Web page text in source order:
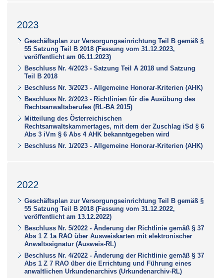
2023
Geschäftsplan zur Versorgungseinrichtung Teil B gemäß §
55 Satzung Teil B 2018 (Fassung vom 31.12.2023,
veröffentlicht am 06.11.2023)
Beschluss Nr. 4/2023 - Satzung Teil A 2018 und Satzung
Teil B 2018
Beschluss Nr. 3/2023 - Allgemeine Honorar-Kriterien (AHK)
Beschluss Nr. 2/2023 - Richtlinien für die Ausübung des
Rechtsanwaltsberufes (RL-BA 2015)
Mitteilung des Österreichischen
Rechtsanwaltskammertages, mit dem der Zuschlag iSd § 6
Abs 3 iVm § 6 Abs 4 AHK bekanntgegeben wird
Beschluss Nr. 1/2023 - Allgemeine Honorar-Kriterien (AHK)
2022
Geschäftsplan zur Versorgungseinrichtung Teil B gemäß §
55 Satzung Teil B 2018 (Fassung vom 31.12.2022,
veröffentlicht am 13.12.2022)
Beschluss Nr. 5/2022 - Änderung der Richtlinie gemäß § 37
Abs 1 Z 1a RAO über Ausweiskarten mit elektronischer
Anwaltssignatur (Ausweis-RL)
Beschluss Nr. 4/2022 - Änderung der Richtlinie gemäß § 37
Abs 1 Z 7 RAO über die Errichtung und Führung eines
anwaltlichen Urkundenarchivs (Urkundenarchiv-RL)